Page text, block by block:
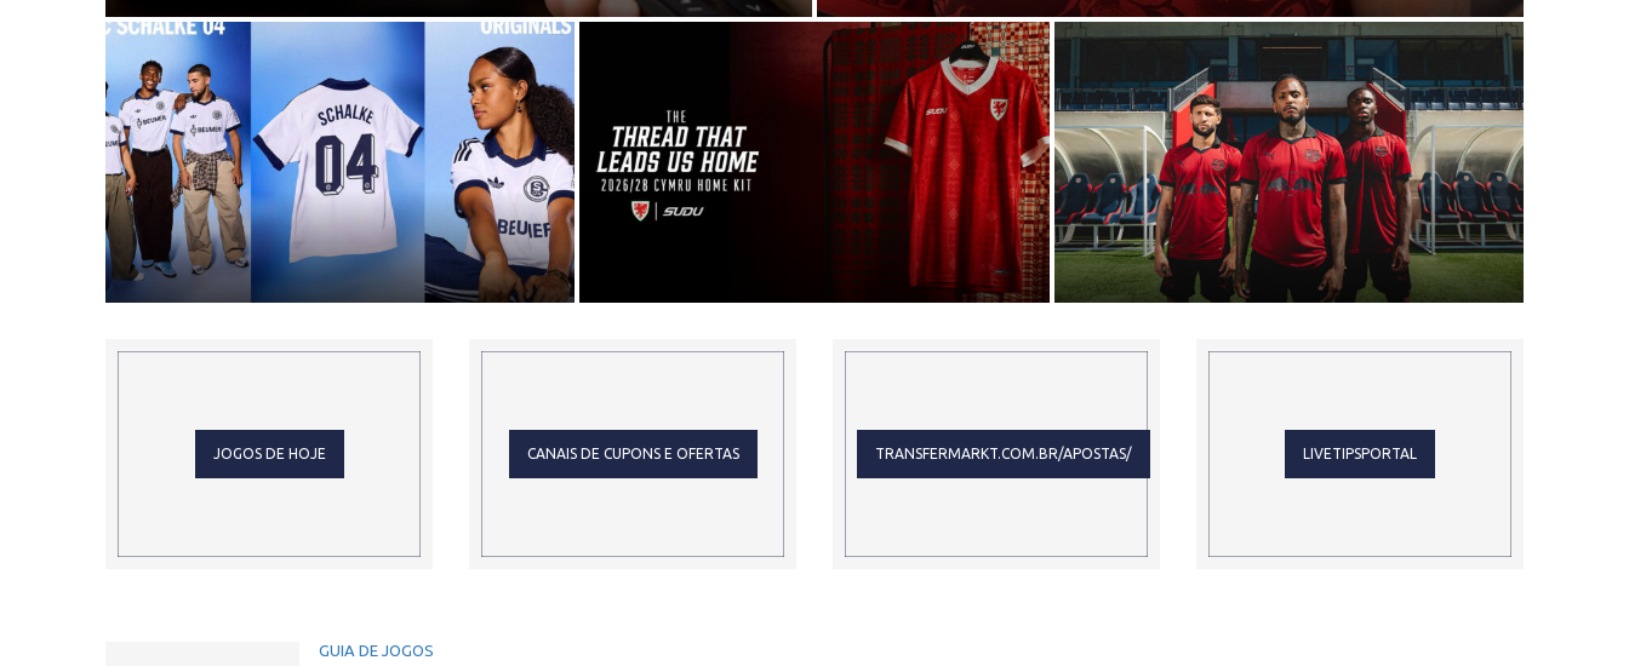
SCHALKE 04 LANÇA NOVA CAMISA
RESERVA 2026-2027 COM VISUAL RETRÔ DA
ADIDAS...
PAÍS DE GALES APRESENTA NOVA CAMISA
TITULAR 2026-2028 EM ESTREIA DA SUDU...
RED BULL BRAGANTINO E PUMA LANÇAM
TERCEIRA CAMISA 2026-2027 INSPIRADA NA
FORÇA...
JOGOS DE HOJE CANAIS DE CUPONS E OFERTAS TRANSFERMARKT.COM.BR/APOSTAS/ LIVETIPSPORTAL
GUIA DE JOGOS